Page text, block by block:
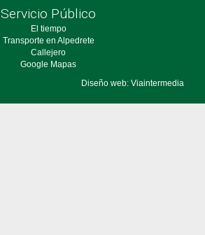
Servicio Público
El tiempo
Transporte en Alpedrete
Callejero
Google Mapas
Diseño web: Viaintermedia